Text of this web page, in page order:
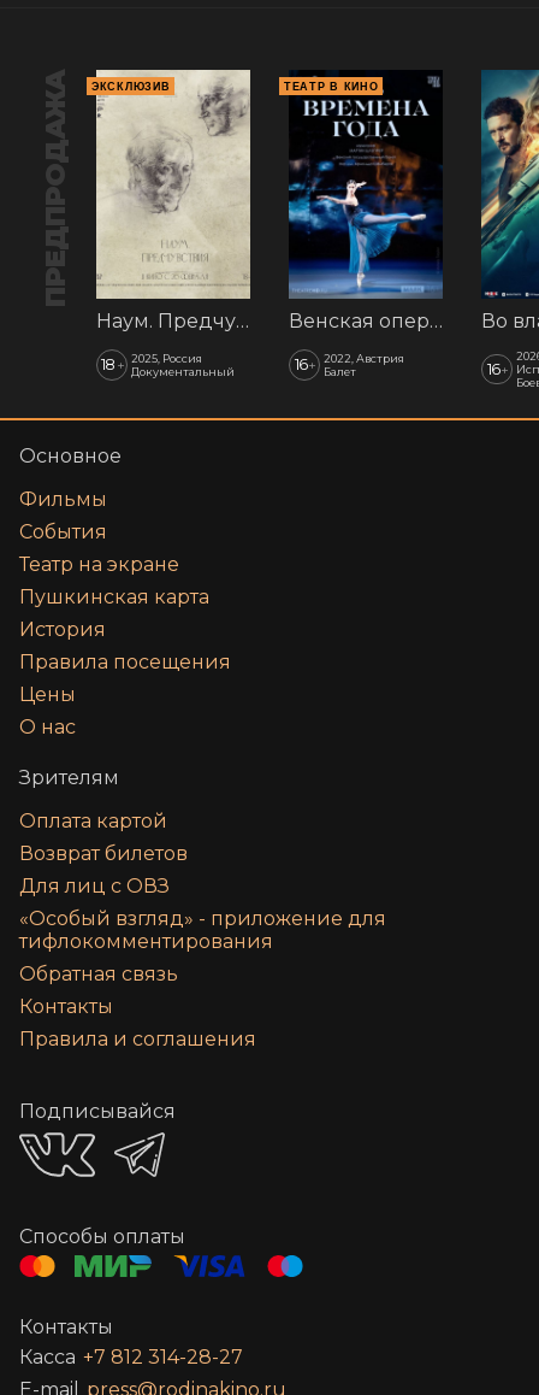
ПРЕДПРОДАЖА ЭКСКЛЮЗИВ
Наум. Предчувствия
18 + 2025, Россия
Документальный
ТЕАТР В КИНО
Венская опера: Времена года
16+
2022, Австрия
Балет
16+
Основное
Фильмы
События
Театр на экране
Пушкинская карта
История
Правила посещения
Цены
О нас
Зрителям
Оплата картой
Возврат билетов
Для лиц с ОВЗ
«‎Особый взгляд» - приложение для
тифлокомментирования
Обратная связь
Контакты
Правила и соглашения
Подписывайся
Способы оплаты
Контакты
Касса +7 812 314-28-27
E-mail
press@rodinakino.ru